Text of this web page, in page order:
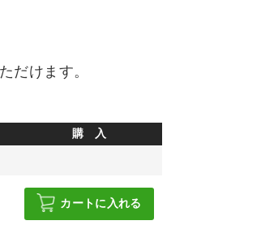
だけます。
購 入
カートに入れる